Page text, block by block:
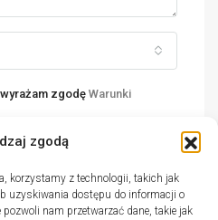
zgodą
korzystamy z technologii, takich jak
uzyskiwania dostępu do informacji o
nam przetwarzać dane, takie jak
zgodę Warunki